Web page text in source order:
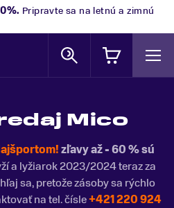
. Pripravte sa na letnú a zimnú
Mico
zľavy až - 60 % sú
a lyžiarok 2023/2024 teraz za
sa, pretože zásoby sa rýchlo
na tel. čísle+421 220 924